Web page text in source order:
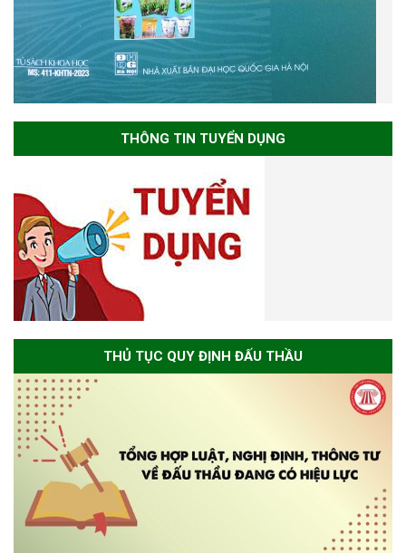
THÔNG TIN TUYỂN DỤNG
THỦ TỤC QUY ĐỊNH ĐẤU THẦU